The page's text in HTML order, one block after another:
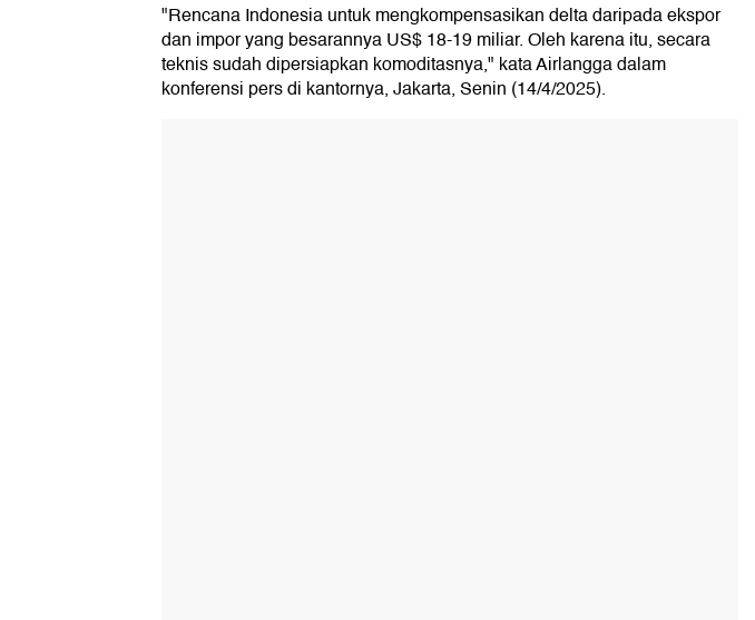
"Rencana Indonesia untuk mengkompensasikan delta daripada ekspor
dan impor yang besarannya US$ 18-19 miliar. Oleh karena itu, secara
teknis sudah dipersiapkan komoditasnya," kata Airlangga dalam
konferensi pers di kantornya, Jakarta, Senin (14/4/2025).